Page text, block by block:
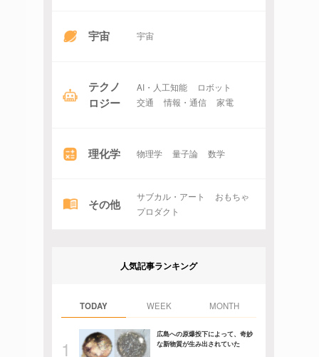
宇宙 宇宙
テクノ
ロジー
AI・人工知能
ロボット
交通
情報・通信 家電
理化学 物理学 量子論 数学
その他 サブカル・アート
おもちゃ
プロダクト
人気記事ランキング
TODAY WEEK MONTH
広島への原爆投下によって、奇妙
な新物質が生み出されていた